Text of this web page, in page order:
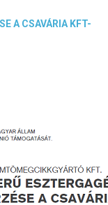
A CSAVÁRIA KFT-